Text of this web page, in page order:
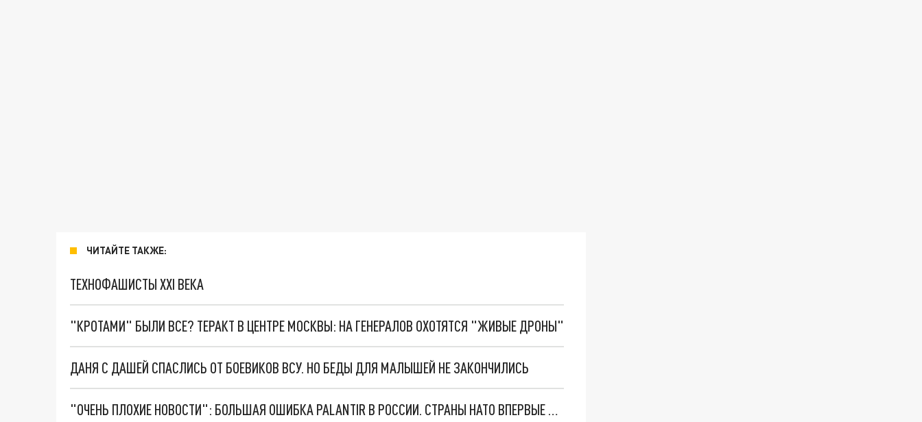
ЧИТАЙТЕ ТАКЖЕ:
ТЕХНОФАШИСТЫ XXI ВЕКА
"КРОТАМИ" БЫЛИ ВСЕ? ТЕРАКТ В ЦЕНТРЕ МОСКВЫ: НА ГЕНЕРАЛОВ ОХОТЯТСЯ "ЖИВЫЕ ДРОНЫ"
ДАНЯ С ДАШЕЙ СПАСЛИСЬ ОТ БОЕВИКОВ ВСУ. НО БЕДЫ ДЛЯ МАЛЫШЕЙ НЕ ЗАКОНЧИЛИСЬ
"ОЧЕНЬ ПЛОХИЕ НОВОСТИ": БОЛЬШАЯ ОШИБКА PALANTIR В РОССИИ. СТРАНЫ НАТО ВПЕРВЫЕ ЗА СВО ОСТАНОВИЛИ ПОСТАВКИ ОРУЖИЯ. ВСУ ТЕРЯЮТ ПРИГРАНИЧЬЕ?